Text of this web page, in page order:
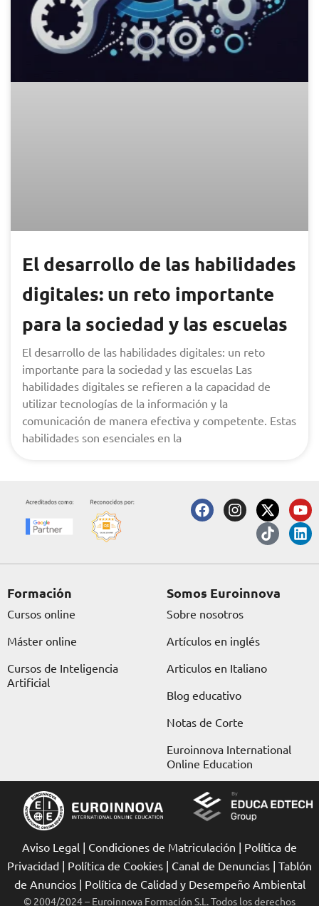
El desarrollo de las habilidades
digitales: un reto importante
para la sociedad y las escuelas
El desarrollo de las habilidades digitales: un reto
importante para la sociedad y las escuelas Las
habilidades digitales se refieren a la capacidad de
utilizar tecnologías de la información y la
comunicación de manera efectiva y competente. Estas
habilidades son esenciales en la
F
a
b
o
I
n
a
r
m
X
-
t
w
i
t
Y
o
u
t
u
T
i
k
t
o
L
i
n
k
e
Formación
Cursos online
Máster online
Cursos de Inteligencia
Artificial
Somos Euroinnova
Sobre nosotros
Artículos en inglés
Articulos en Italiano
Blog educativo
Notas de Corte
Euroinnova International
Online Education
Aviso Legal | Condiciones de Matriculación | Política de
Privacidad | Política de Cookies | Canal de Denuncias | Tablón
de Anuncios| Política de Calidad y Desempeño Ambiental
© 2004/2024 – Euroinnova Formación S.L. Todos los derechos